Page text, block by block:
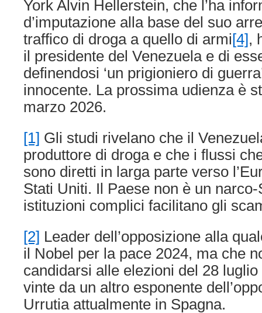
York Alvin Hellerstein, che l’ha
d’imputazione alla base del suo
traffico di droga a quello di armi [4],
il presidente del Venezuela e di
definendosi ‘un prigioniero di
innocente. La prossima udienza è
marzo 2026.
[1] Gli studi rivelano che il
produttore di droga e che i flussi
sono diretti in larga parte verso
Stati Uniti. Il Paese non è un
istituzioni complici facilitano gli
[2] Leader dell’opposizione alla
il Nobel per la pace 2024, ma che
candidarsi alle elezioni del 28
vinte da un altro esponente
Urrutia attualmente in Spagna.